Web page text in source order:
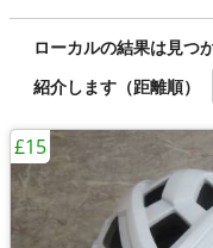
ローカルの結果は見つ
紹介します（距離順）
£15